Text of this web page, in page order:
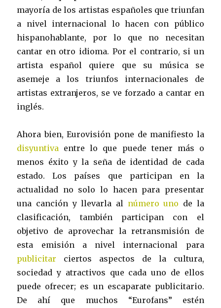
mayoría de los artistas españoles que triunfan
a nivel internacional lo hacen con público
hispanohablante, por lo que no necesitan
cantar en otro idioma. Por el contrario, si un
artista español quiere que su música se
asemeje a los triunfos internacionales de
artistas extranjeros, se ve forzado a cantar en
inglés.
Ahora bien, Eurovisión pone de manifiesto la
disyuntiva entre lo que puede tener más o
menos éxito y la seña de identidad de cada
estado. Los países que participan en la
actualidad no solo lo hacen para presentar
una canción y llevarla al número uno de la
clasificación, también participan con el
objetivo de aprovechar la retransmisión de
esta emisión a nivel internacional para
publicitar ciertos aspectos de la cultura,
sociedad y atractivos que cada uno de ellos
puede ofrecer; es un escaparate publicitario.
De ahí que muchos “Eurofans” estén